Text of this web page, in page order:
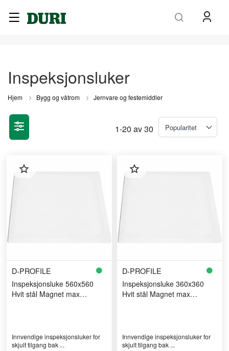
Inspeksjonsluker
Hjem Bygg og våtrom Jernvare og festemiddler
1-20 av30
D-PROFILE
Inspeksjonsluke 560x560
Hvit stål Magnet max
Innvendige inspeksjonsluker for
skjult tilgang bak ...
D-PROFILE
Inspeksjonsluke 360x360
Hvit stål Magnet max
Innvendige inspeksjonsluker for
skjult tilgang bak ...